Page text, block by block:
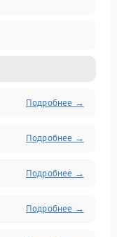
Подробнее →
Подробнее →
Подробнее →
Подробнее →